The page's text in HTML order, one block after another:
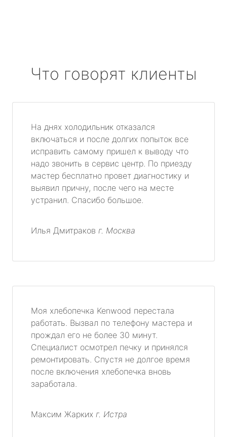
Что говорят клиенты
На днях холодильник отказался
включаться и после долгих попыток все
исправить самому пришел к выводу что
надо звонить в сервис центр. По приезду
мастер бесплатно провет диагностику и
выявил причну, после чего на месте
устранил. Спасибо большое.
Илья Дмитраков г. Москва
Моя хлебопечка Kenwood перестала
работать. Вызвал по телефону мастера и
прождал его не более 30 минут.
Специалист осмотрел печку и принялся
ремонтировать. Спустя не долгое время
после включения хлебопечка вновь
заработала.
Максим Жарких г. Истра